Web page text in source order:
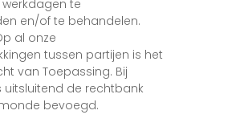
te
en/of te behandelen.
al onze
tussen partijen is het
van Toepassing. Bij
uitsluitend de rechtbank
bevoegd.